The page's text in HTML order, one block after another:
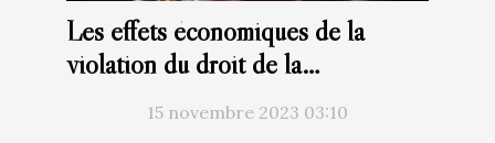
Les effets économiques de la
violation du droit de la
concurrence: Analyse du marché
15 novembre 2023 03:10